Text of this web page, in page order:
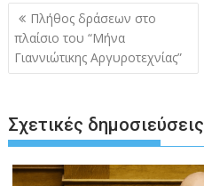
Πλοήγηση
άρθρων
Πλήθος δράσεων στο
πλαίσιο του “Μήνα
Γιαννιώτικης Αργυροτεχνίας”
Σχετικές δημοσιεύσεις